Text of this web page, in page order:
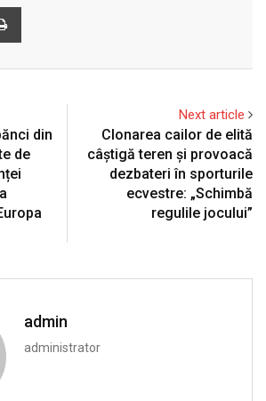
din
de
Next article
Clonarea cailor de elită
câștigă teren și provoacă
dezbateri în sporturile
ecvestre: „Schimbă
regulile jocului”
admin
administrator